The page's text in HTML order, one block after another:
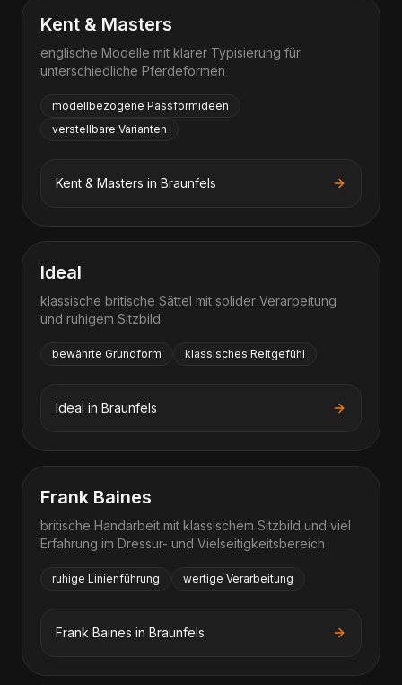
Kent & Masters
englische Modelle mit klarer Typisierung für
unterschiedliche Pferdeformen
modellbezogene Passformideen
verstellbare Varianten
Kent & Masters in Braunfels
Ideal
klassische britische Sättel mit solider Verarbeitung
und ruhigem Sitzbild
bewährte Grundform klassisches Reitgefühl
Ideal in Braunfels
Frank Baines
britische Handarbeit mit klassischem Sitzbild und viel
Erfahrung im Dressur- und Vielseitigkeitsbereich
ruhige Linienführung wertige Verarbeitung
Frank Baines in Braunfels